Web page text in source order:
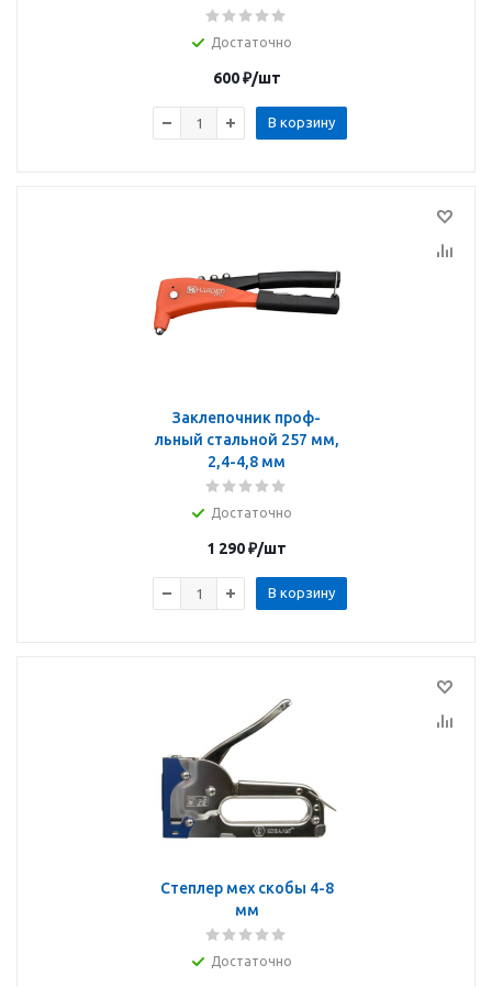
Достаточно
600₽/шт
В корзину
Заклепочник проф-
льный стальной 257 мм,
2,4-4,8 мм
Достаточно
1 290₽/шт
В корзину
Степлер мех скобы 4-8
мм
Достаточно